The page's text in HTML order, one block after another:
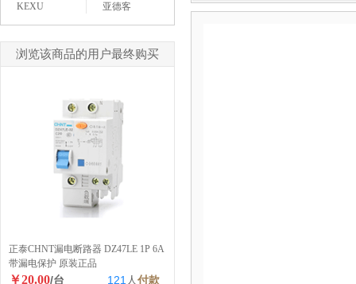
KEXU 亚德客
浏览该商品的用户最终购买
正泰CHNT漏电断路器 DZ47LE 1P 6A
带漏电保护 原装正品
￥20.00/台 121 人付款